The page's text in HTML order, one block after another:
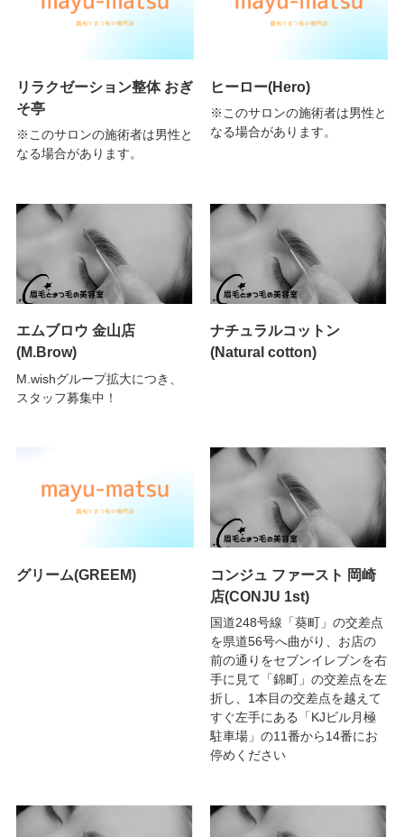
リラクゼーション整体 おぎ
そ亭
※このサロンの施術者は男性と
なる場合があります。
ヒーロー(Hero)
※このサロンの施術者は男性と
なる場合があります。
エムブロウ 金山店
(M.Brow)
M.wishグループ拡大につき、
スタッフ募集中！
ナチュラルコットン
(Natural cotton)
グリーム(GREEM)
コンジュ ファースト 岡崎
店(CONJU 1st)
国道248号線「葵町」の交差点
を県道56号へ曲がり、お店の
前の通りをセブンイレブンを右
手に見て「錦町」の交差点を左
折し、1本目の交差点を越えて
すぐ左手にある「KJビル月極
駐車場」の11番から14番にお
停めください